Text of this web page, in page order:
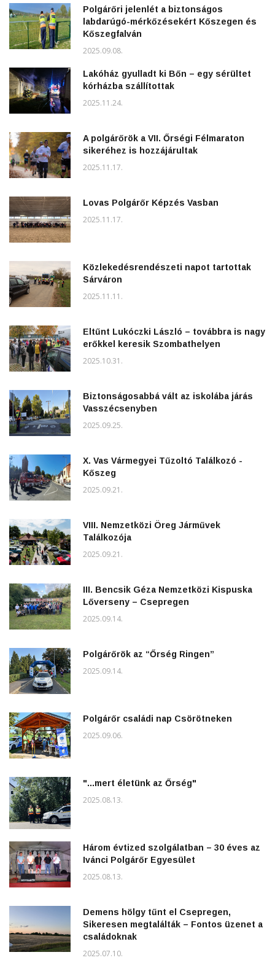
Polgárőri jelenlét a biztonságos
labdarúgó-mérkőzésekért Kőszegen és
Kőszegfalván
2025.09.08.
Lakóház gyulladt ki Bőn – egy sérültet
kórházba szállítottak
2025.11.24.
A polgárőrök a VII. Őrségi Félmaraton
sikeréhez is hozzájárultak
2025.11.17.
Lovas Polgárőr Képzés Vasban
2025.11.17.
Közlekedésrendészeti napot tartottak
Sárváron
2025.11.11.
Eltűnt Lukóczki László – továbbra is nagy
erőkkel keresik Szombathelyen
2025.10.31.
Biztonságosabbá vált az iskolába járás
Vasszécsenyben
2025.09.25.
X. Vas Vármegyei Tűzoltó Találkozó -
Kőszeg
2025.09.21.
VIII. Nemzetközi Öreg Járművek
Találkozója
2025.09.21.
III. Bencsik Géza Nemzetközi Kispuska
Lőverseny – Csepregen
2025.09.14.
Polgárőrök az “Őrség Ringen”
2025.09.14.
Polgárőr családi nap Csörötneken
2025.09.06.
"...mert életünk az Őrség"
2025.08.13.
Három évtized szolgálatban – 30 éves az
Ivánci Polgárőr Egyesület
2025.08.13.
Demens hölgy tűnt el Csepregen,
Sikeresen megtalálták – Fontos üzenet a
családoknak
2025.07.10.